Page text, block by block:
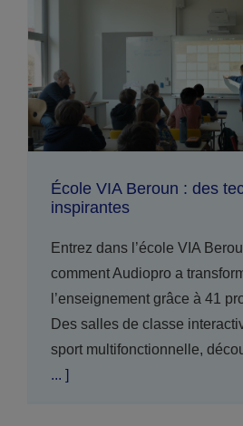
École VIA Beroun : des
inspirantes
Entrez dans l’école VIA
comment Audiopro a
l’enseignement grâce à 41
Des salles de classe
sport multifonctionnelle,
... ]